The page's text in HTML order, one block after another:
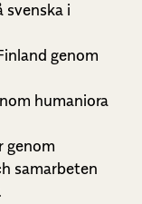
svenska i
genom
humaniora
genom
samarbeten